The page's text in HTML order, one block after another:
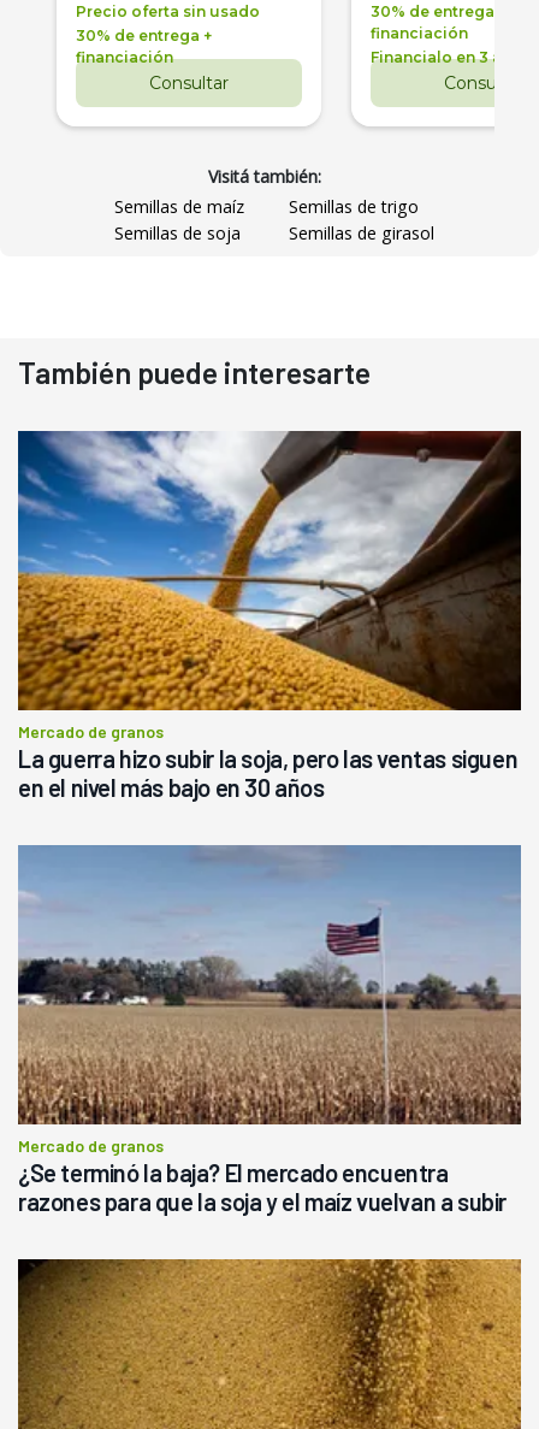
Precio oferta sin usado
30% de entrega +
financiación
Consultar
30% de entrega +
financiación
Financialo en 3 años
Consultar
Visitá también:
Semillas de maíz
Semillas de trigo
Semillas de soja
Semillas de girasol
También puede interesarte
Mercado de granos
La guerra hizo subir la soja, pero las ventas siguen
en el nivel más bajo en 30 años
Mercado de granos
¿Se terminó la baja? El mercado encuentra
razones para que la soja y el maíz vuelvan a subir